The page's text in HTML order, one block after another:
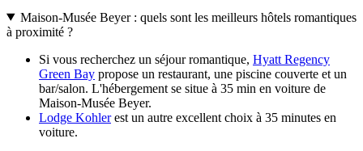
Maison-Musée Beyer : quels sont les meilleurs hôtels romantiques
à proximité ?
Si vous recherchez un séjour romantique, Hyatt Regency
Green Bay propose un restaurant, une piscine couverte et un
bar/salon. L'hébergement se situe à 35 min en voiture de
Maison-Musée Beyer.
Lodge Kohlerest un autre excellent choix à 35 minutes en
voiture.